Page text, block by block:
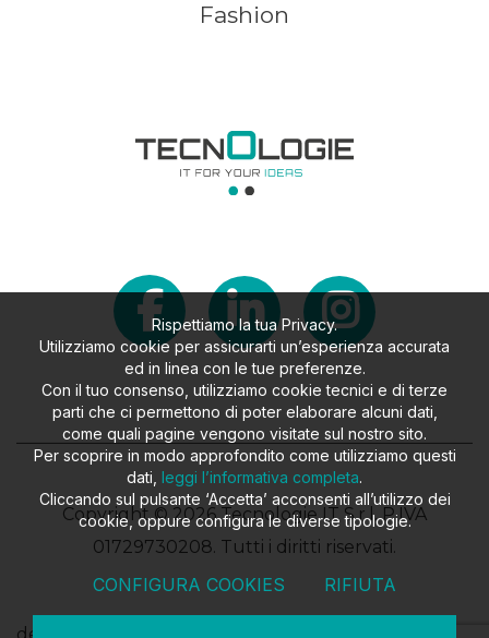
Fashion
Copyright © 2026 Tecnologie IT S.r.l. P.IVA
01729730208. Tutti i diritti riservati.
design
Rispettiamo la tua Privacy.
Utilizziamo cookie per assicurarti un’esperienza accurata
ed in linea con le tue preferenze.
Con il tuo consenso, utilizziamo cookie tecnici e di terze
parti che ci permettono di poter elaborare alcuni dati,
come quali pagine vengono visitate sul nostro sito.
Per scoprire in modo approfondito come utilizziamo questi
dati, leggi l’informativa completa.
Cliccando sul pulsante ‘Accetta’ acconsenti all’utilizzo dei
cookie, oppure configura le diverse tipologie.
CONFIGURA COOKIES RIFIUTA